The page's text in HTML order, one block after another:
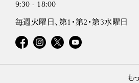
9:30 - 18:00
毎週火曜日、第1・第2・第3水曜日
も